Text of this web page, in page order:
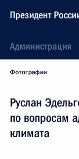
Президент
Администрация
Фотографии
Руслан
по вопросам
климата